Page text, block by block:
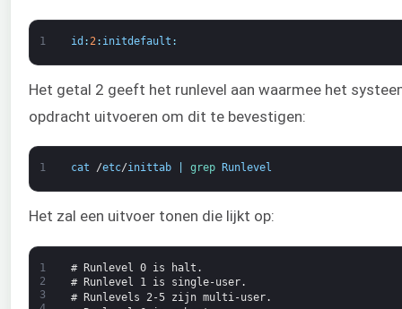
1 id :2: initdefault :
Het getal 2 geeft het runlevel aan waarmee het
opdracht uitvoeren om dit te bevestigen:
1 cat /etc/inittab grep Runlevel
Het zal een uitvoer tonen die lijkt op:
1
2
3
# Runlevel 0 is halt.
# Runlevel 1 is single-user.
# Runlevels 2-5 zijn multi-user.